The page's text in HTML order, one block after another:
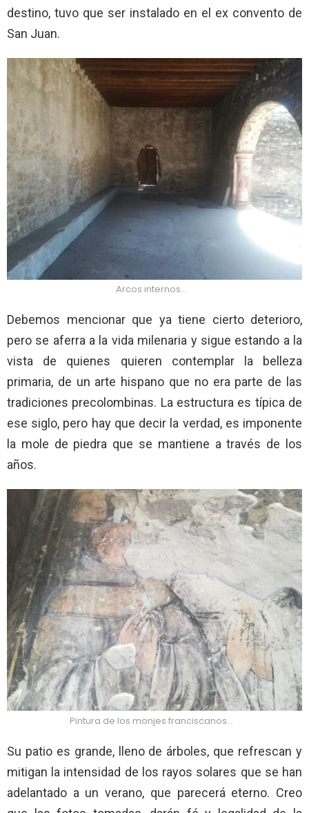
destino, tuvo que ser instalado en el ex convento de
San Juan.
Arcos internos…
Debemos mencionar que ya tiene cierto deterioro,
pero se aferra a la vida milenaria y sigue estando a la
vista de quienes quieren contemplar la belleza
primaria, de un arte hispano que no era parte de las
tradiciones precolombinas. La estructura es típica de
ese siglo, pero hay que decir la verdad, es imponente
la mole de piedra que se mantiene a través de los
años.
Pintura de los monjes franciscanos…
Su patio es grande, lleno de árboles, que refrescan y
mitigan la intensidad de los rayos solares que se han
adelantado a un verano, que parecerá eterno. Creo